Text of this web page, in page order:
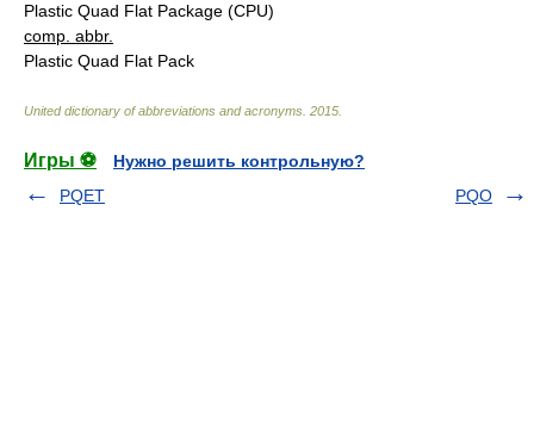
Plastic Quad Flat Package (CPU)
comp. abbr.
Plastic Quad Flat Pack
United dictionary of abbreviations and acronyms 2015
Игры ⚽
Нужно решить контрольную?
PQET
PQO